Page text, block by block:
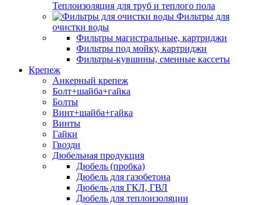
Теплоизоляция для труб и теплого пола
Фильтры для
очистки воды
Фильтры магистральные, картриджи
Фильтры под мойку, картриджи
Фильтры-кувшины, сменные кассеты
Крепеж
Анкерный крепеж
Болт+шайба+гайка
Болты
Винт+шайба+гайка
Винты
Гайки
Гвозди
Дюбельная продукция
Дюбель (пробка)
Дюбель для газобетона
Дюбель для ГКЛ, ГВЛ
Дюбель для теплоизоляции